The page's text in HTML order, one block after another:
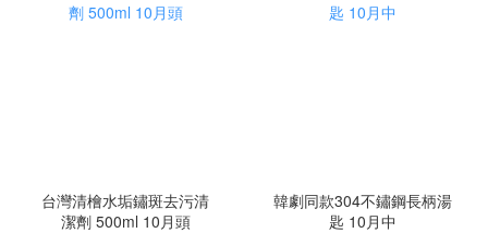
台灣清檜水垢鏽斑去污清
潔劑 500ml 10月頭
韓劇同款304不鏽鋼長柄湯
匙 10月中